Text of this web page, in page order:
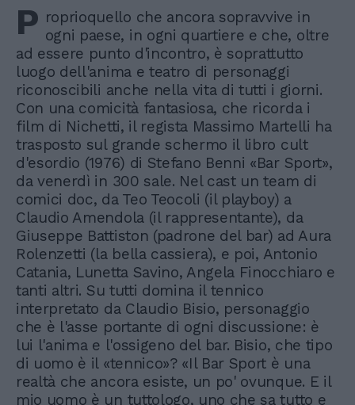
P roprioquello che ancora sopravvive in
ogni paese, in ogni quartiere e che, oltre
ad essere punto d'incontro, è soprattutto
luogo dell'anima e teatro di personaggi
riconoscibili anche nella vita di tutti i giorni.
Con una comicità fantasiosa, che ricorda i
film di Nichetti, il regista Massimo Martelli ha
trasposto sul grande schermo il libro cult
d'esordio (1976) di Stefano Benni «Bar Sport»,
da venerdì in 300 sale. Nel cast un team di
comici doc, da Teo Teocoli (il playboy) a
Claudio Amendola (il rappresentante), da
Giuseppe Battiston (padrone del bar) ad Aura
Rolenzetti (la bella cassiera), e poi, Antonio
Catania, Lunetta Savino, Angela Finocchiaro e
tanti altri. Su tutti domina il tennico
interpretato da Claudio Bisio, personaggio
che è l'asse portante di ogni discussione: è
lui l'anima e l'ossigeno del bar. Bisio, che tipo
di uomo è il «tennico»? «Il Bar Sport è una
realtà che ancora esiste, un po' ovunque. E il
mio uomo è un tuttologo, uno che sa tutto e